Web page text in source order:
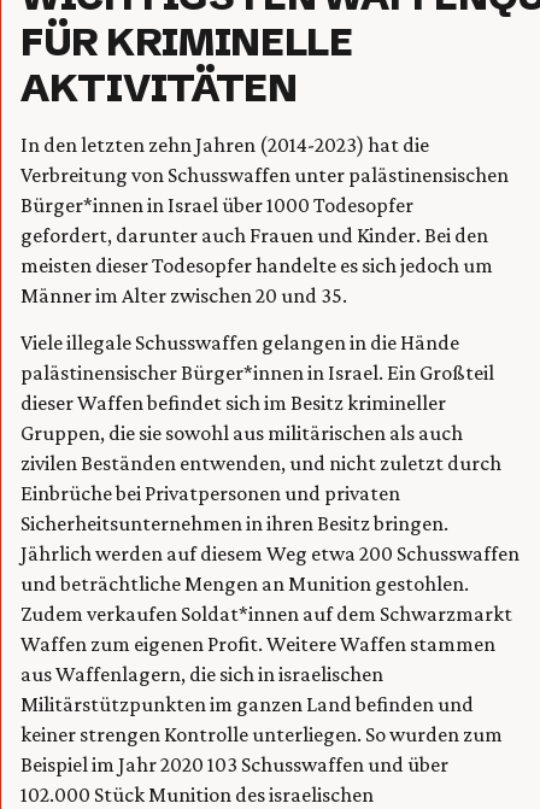
FÜR KRIMINELLE
AKTIVITÄTEN
In den letzten zehn Jahren (2014-2023) hat die
Verbreitung von Schusswaffen unter palästinensischen
Bürger*innen in Israel über 1000 Todesopfer
gefordert, darunter auch Frauen und Kinder. Bei den
meisten dieser Todesopfer handelte es sich jedoch um
Männer im Alter zwischen 20 und 35.
Viele illegale Schusswaffen gelangen in die Hände
palästinensischer Bürger*innen in Israel. Ein Großteil
dieser Waffen befindet sich im Besitz krimineller
Gruppen, die sie sowohl aus militärischen als auch
zivilen Beständen entwenden, und nicht zuletzt durch
Einbrüche bei Privatpersonen und privaten
Sicherheitsunternehmen in ihren Besitz bringen.
Jährlich werden auf diesem Weg etwa 200 Schusswaffen
und beträchtliche Mengen an Munition gestohlen.
Zudem verkaufen Soldat*innen auf dem Schwarzmarkt
Waffen zum eigenen Profit. Weitere Waffen stammen
aus Waffenlagern, die sich in israelischen
Militärstützpunkten im ganzen Land befinden und
keiner strengen Kontrolle unterliegen. So wurden zum
Beispiel im Jahr 2020 103 Schusswaffen und über
102.000 Stück Munition des israelischen